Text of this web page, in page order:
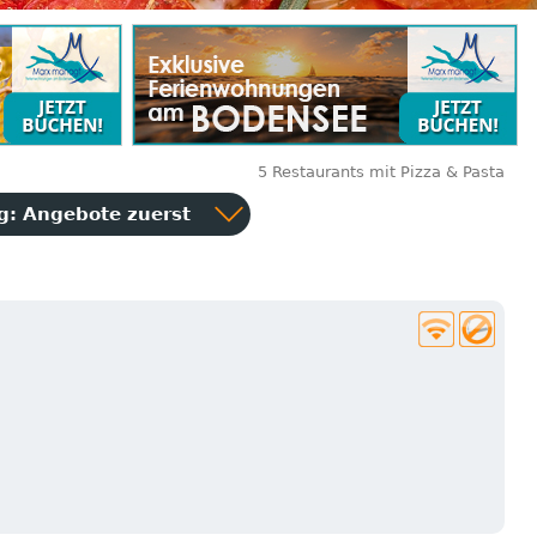
5 Restaurants mit Pizza & Pasta
Angebote zuerst